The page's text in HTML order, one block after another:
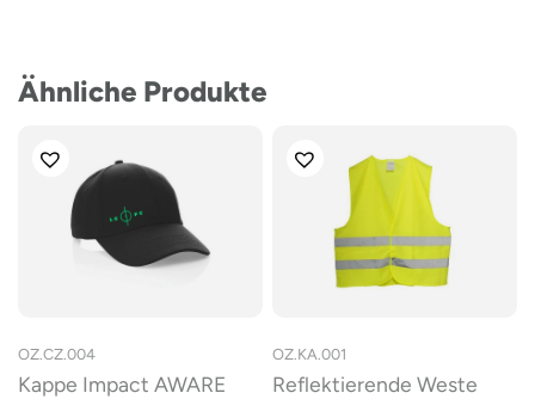
Ähnliche Produkte
OZ.CZ.004
Kappe Impact AWARE
OZ.KA.001
Reflektierende Weste